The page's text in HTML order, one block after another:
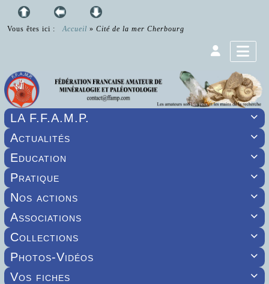
Vous êtes ici : Accueil » Cité de la mer Cherbourg

LA F.F.A.M.P.

Actualités

Education

Pratique

Nos actions

Associations

Collections

Photos-Vidéos

Vos fiches